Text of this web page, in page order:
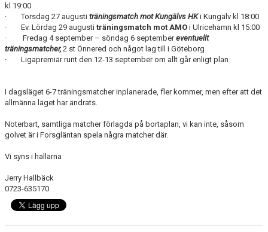
kl 19:00
· Torsdag 27 augusti träningsmatch mot Kungälvs HKi Kungälv kl 18:00
· Ev. Lördag 29 augusti träningsmatch mot AMO i Ulricehamn kl 15:00
· Fredag 4 september – söndag 6 septembereventuellt
träningsmatcher, 2 st Önnered och något lag till i Göteborg
· Ligapremiär runt den 12-13 september om allt går enligt plan
I dagsläget 6-7 träningsmatcher inplanerade, fler kommer, men efter att det
allmänna läget har ändrats.
Noterbart, samtliga matcher förlagda på bortaplan, vi kan inte, såsom
golvet är i Forsgläntan spela några matcher där.
Vi syns i hallarna
Jerry Hallbäck
0723-635170